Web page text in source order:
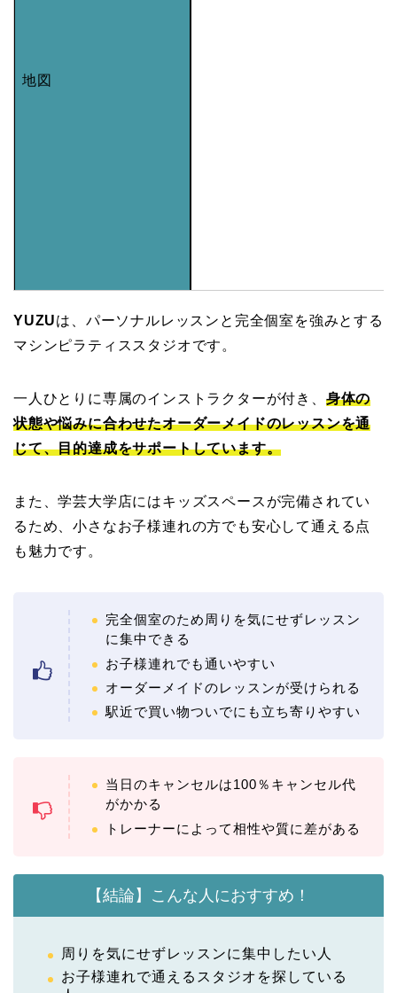
地図
YUZUは、パーソナルレッスンと完全個室を強みとする
マシンピラティススタジオです。
一人ひとりに専属のインストラクターが付き、 身体の
状態や悩みに合わせたオーダーメイドのレッスンを通
じて、目的達成をサポートしています。
また、学芸大学店にはキッズスペースが完備されてい
るため、小さなお子様連れの方でも安心して通える点
も魅力です。
完全個室のため周りを気にせずレッスン
に集中できる
お子様連れでも通いやすい
オーダーメイドのレッスンが受けられる
駅近で買い物ついでにも立ち寄りやすい
当日のキャンセルは100％キャンセル代
がかかる
トレーナーによって相性や質に差がある
【結論】こんな人におすすめ！
周りを気にせずレッスンに集中したい人
お子様連れで通えるスタジオを探している